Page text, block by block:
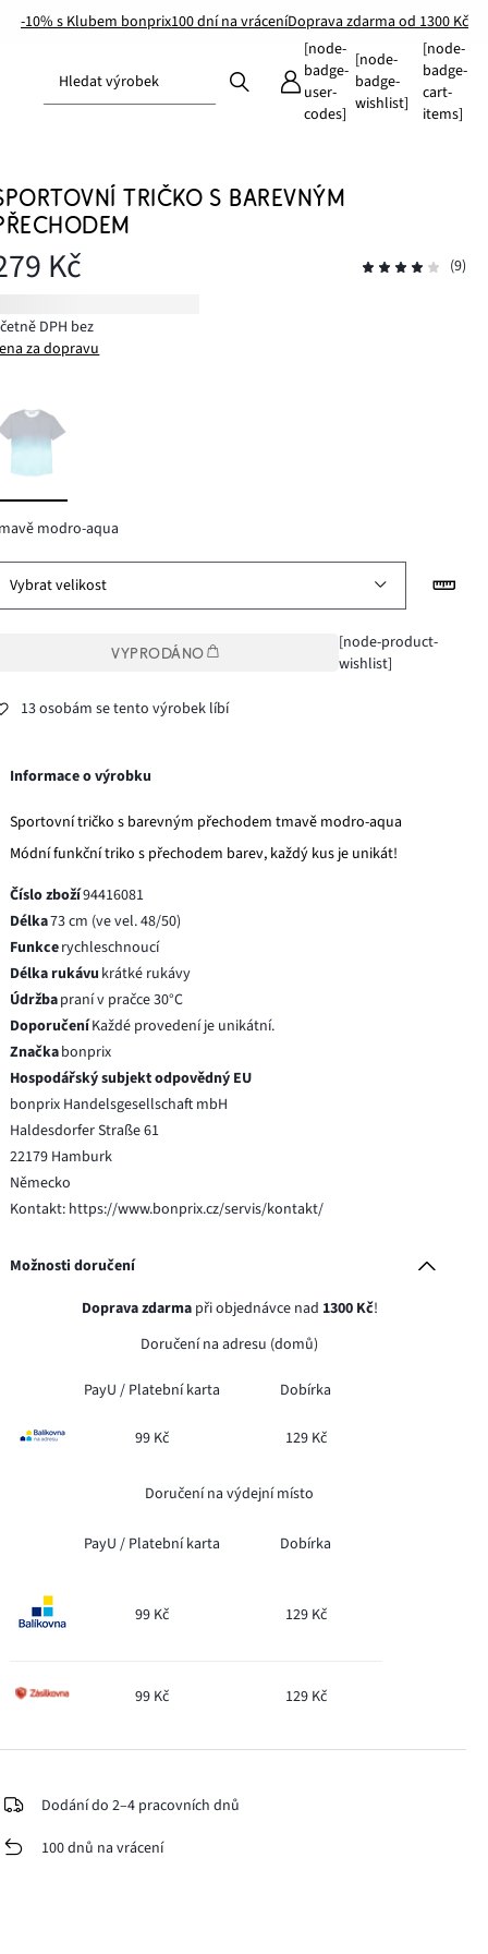
-10% s Klubem bonprix100 dní na vráceníDoprava zdarma od 1300 Kč
Hledat výrobek
[node-
badge-
user-
codes]
[node-
badge-
wishlist]
[node-
badge-
cart-
items]
TRIČKO S BAREVNÝM
Kč (9)
DPH bez
za dopravu
modro-aqua
Vybrat velikost
VYPRODÁNO
[node-product-
wishlist]
13 osobám se tento výrobek líbí
Informace o výrobku
Sportovní tričko s barevným přechodem tmavě modro-aqua
Módní funkční triko s přechodem barev, každý kus je unikát!
Číslo zboží94416081
Délka73 cm (ve vel. 48/50)
Funkcerychleschnoucí
Délka rukávu krátké rukávy
Údržbapraní v pračce 30°C
DoporučeníKaždé provedení je unikátní.
Značkabonprix
Hospodářský subjekt odpovědný EU
bonprix Handelsgesellschaft mbH
Haldesdorfer Straße 61
22179 Hamburk
Německo
Kontakt: https://www.bonprix.cz/servis/kontakt/
Možnosti doručení
Doprava zdarmapři objednávce nad 1300 Kč!
Doručení na adresu (domů)
PayU / Platební karta Dobírka
99 Kč 129 Kč
Doručení na výdejní místo
PayU / Platební karta Dobírka
99 Kč 129 Kč
99 Kč 129 Kč
Dodání do 2–4 pracovních dnů
100 dnů na vrácení